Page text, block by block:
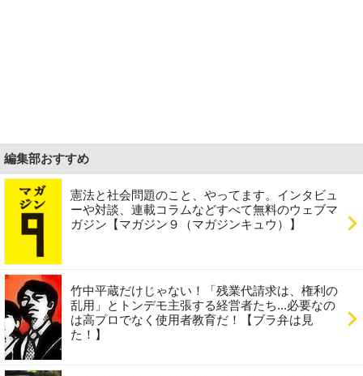
編集部おすすめ
憲法と社会問題のこと、やってます。インタビュ
ーや対談、連載コラムなどすべて無料のウェブマ
ガジン【マガジン９（マガジンキュウ）】
竹中平蔵だけじゃない！「残業代請求は、権利の
乱用」とトンデモ主張する経営者たち...必要なの
は高プロでなく使用者教育だ！【ブラ弁は見
た！】